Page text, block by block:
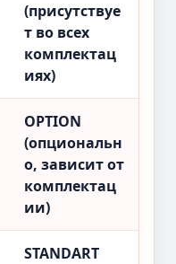
(присутствуе
т во всех
комплектац
иях)
OPTION
(опциональн
о, зависит от
комплектац
ии)
STANDART